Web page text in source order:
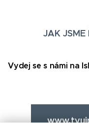
JAK JSME
Vydej se s námi na